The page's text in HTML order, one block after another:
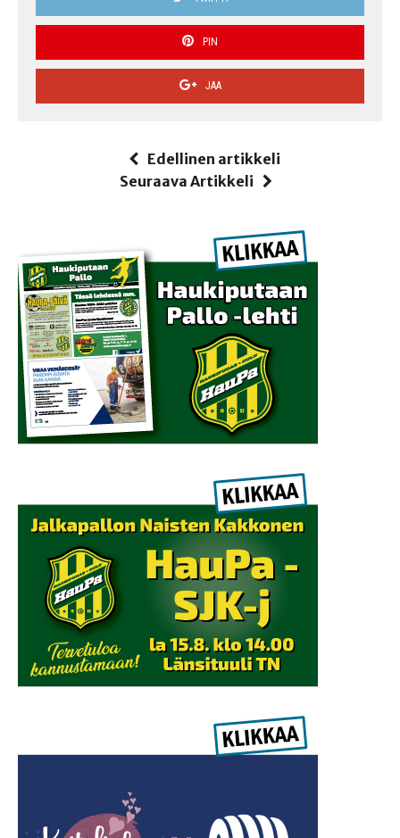
PIN
JAA
Edellinen artikkeli
Seuraava Artikkeli